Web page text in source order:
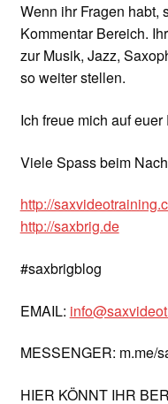
Wenn ihr Fragen habt,
Kommentar Bereich.
zur Musik, Jazz,
so weiter stellen.
Ich freue mich auf euer
Viele Spass beim
http://
http://saxbrig.de
#saxbrigblog
EMAIL:
MESSENGER: m.me/
HIER KÖNNT IHR